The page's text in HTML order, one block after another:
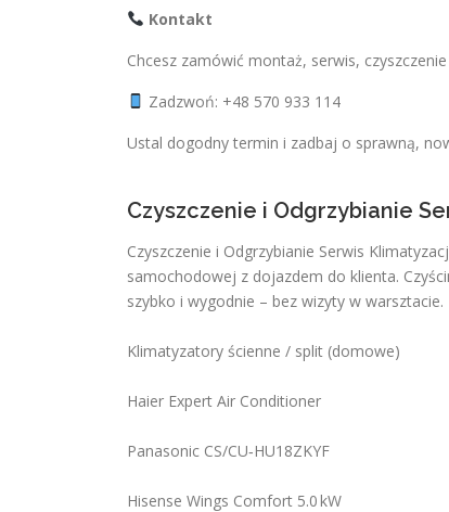
Kontakt
Chcesz zamówić montaż, serwis,
Zadzwoń: +48 570 933 114
Ustal dogodny termin i zadbaj o sprawną,
Czyszczenie i Odgrzybianie
Czyszczenie i Odgrzybianie Serwis
samochodowej z dojazdem do klienta.
szybko i wygodnie – bez wizyty w warsztacie.
Klimatyzatory ścienne / split (domowe)
Haier Expert Air Conditioner
Panasonic CS/CU‑HU18ZKYF
Hisense Wings Comfort 5.0 kW